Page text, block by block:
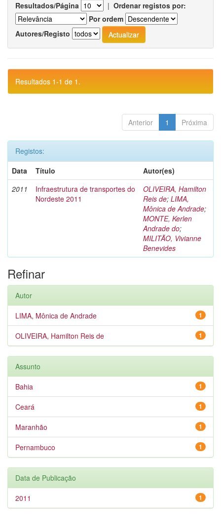
Resultados/Página | Ordenar registos por:
Por ordem
Autores/Registo
Resultados 1-1 de 1.
Anterior 1 Próxima
Registos:
Data
Título
Autor(es)
2011
Infraestrutura de transportes do
Nordeste 2011
OLIVEIRA, Hamilton
Reis de; LIMA,
Mônica de Andrade;
MONTE, Kerlen
Andrade do;
MILITÃO, Vivianne
Benevides
Refinar
Autor
1
LIMA, Mônica de Andrade
1
OLIVEIRA, Hamilton Reis de
Assunto
1
Bahia
1
Ceará
1
Maranhão
1
Pernambuco
Data de Publicação
1
2011